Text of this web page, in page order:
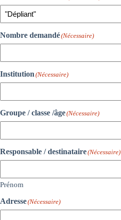
Nombre demandé(Nécessaire)
Institution (Nécessaire)
Groupe / classe /âge(Nécessaire)
Responsable / destinataire(Nécessaire)
Prénom
Adresse(Nécessaire)